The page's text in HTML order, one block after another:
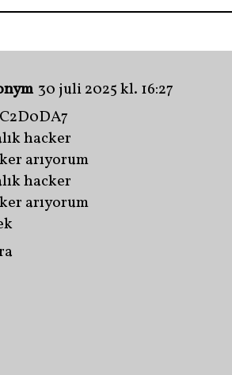
30 juli 2025 kl. 16:27
hacker
arıyorum
hacker
arıyorum